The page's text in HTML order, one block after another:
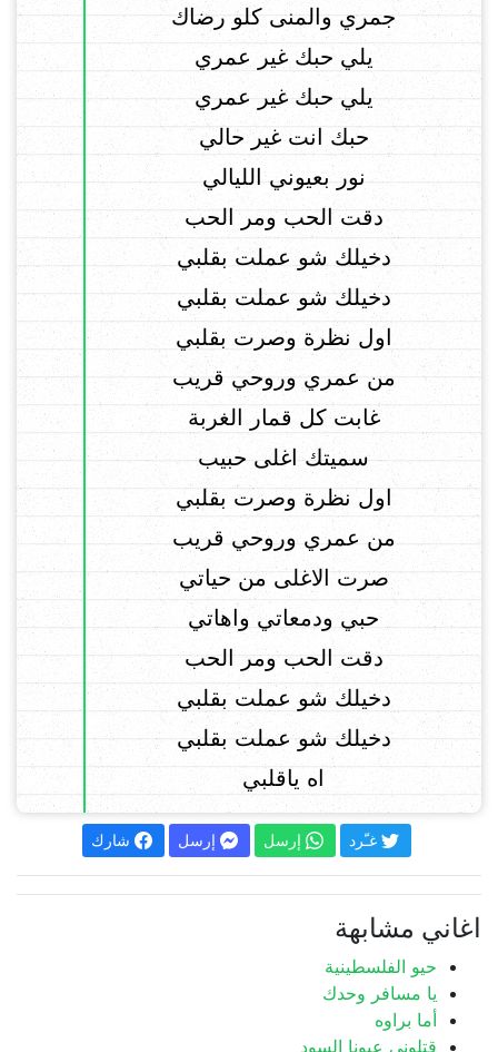
جمري والمنى كلو رضاك
يلي حبك غير عمري
يلي حبك غير عمري
حبك انت غير حالي
نور بعيوني الليالي
دقت الحب ومر الحب
دخيلك شو عملت بقلبي
دخيلك شو عملت بقلبي
اول نظرة وصرت بقلبي
من عمري وروحي قريب
غابت كل قمار الغربة
سميتك اغلى حبيب
اول نظرة وصرت بقلبي
من عمري وروحي قريب
صرت الاغلى من حياتي
حبي ودمعاتي واهاتي
دقت الحب ومر الحب
دخيلك شو عملت بقلبي
دخيلك شو عملت بقلبي
اه ياقلبي
اغاني مشابهة
حيو الفلسطينية
يا مسافر وحدك
أما براوه
قتلوني عيونا السود